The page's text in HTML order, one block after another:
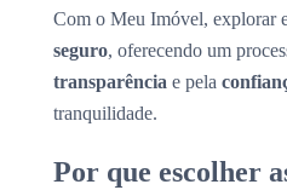
Com o Meu Imóvel, explorar
seguro, oferecendo um
transparência e pela
tranquilidade.
Por que escolher